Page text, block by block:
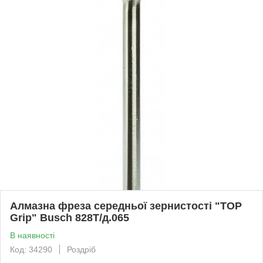
Алмазна фреза середньої зернистості "TOP
Grip" Busch 828T/д.065
В наявності
Код: 34290
Роздріб